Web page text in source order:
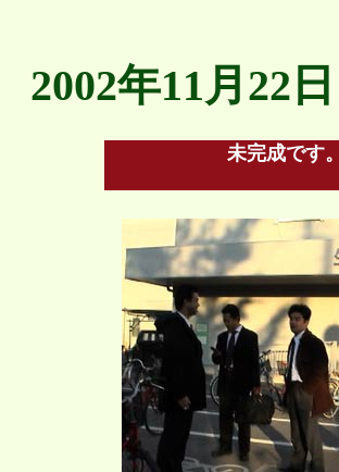
2002年11月22
未完成です